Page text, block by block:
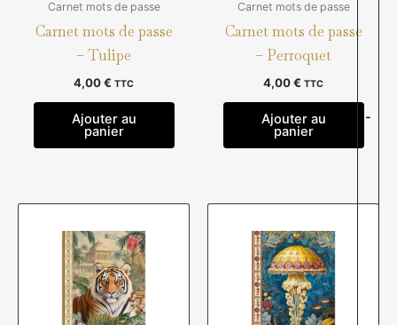
-
Carnet mots de passe
Carnet mots de passe
– Tulipe
4,00€ TTC
Ajouter au
panier
Carnet mots de passe
Carnet mots de passe
– Perroquet
4,00€ TTC
Ajouter au
panier